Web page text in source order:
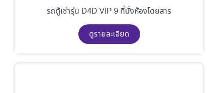
รถตู้เช่ารุ่น D4D VIP 9 ที่นั่งห้องโดยสาร
ดูรายละเอียด